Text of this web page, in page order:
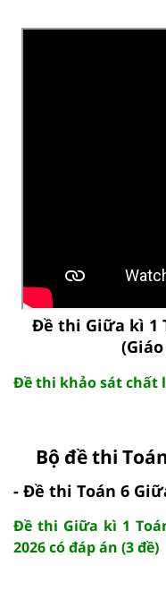
Đề thi Giữa kì 1
Đề thi khảo sát chất
Bộ đề thi
- Đề thi Toán 6
Đề thi Giữa kì 1
2026 có đáp án (3 đề)